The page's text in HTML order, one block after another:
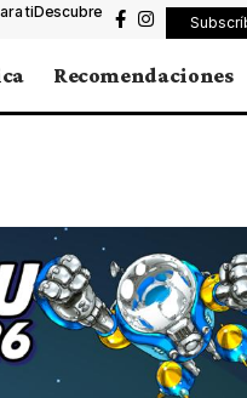
tiDescubre
Recomendaciones